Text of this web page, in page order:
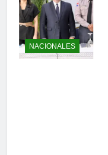
NACIONALES